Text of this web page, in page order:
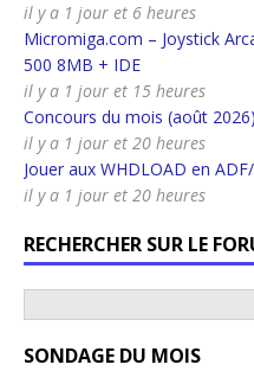
il y a 1 jour et 6 heures
Micromiga.com – Joystick
500 8MB + IDE
il y a 1 jour et 15 heures
Concours du mois (août
il y a 1 jour et 20 heures
Jouer aux WHDLOAD en
il y a 1 jour et 20 heures
RECHERCHER SUR LE
SONDAGE DU MOIS